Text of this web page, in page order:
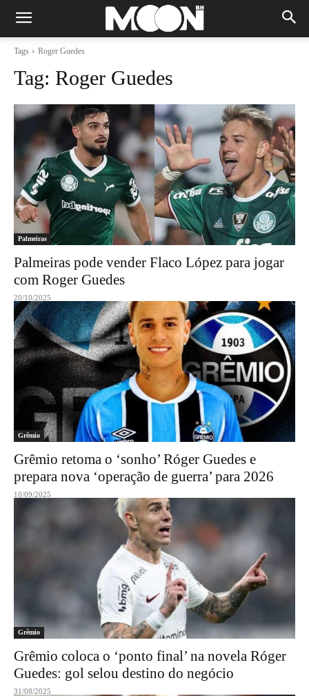
Tags Roger Guedes
Tag: Roger Guedes
Palmeiras
Palmeiras pode vender Flaco López para jogar
com Roger Guedes
20/10/2025
Grêmio
Grêmio retoma o ‘sonho’ Róger Guedes e
prepara nova ‘operação de guerra’ para 2026
10/09/2025
Grêmio
Grêmio coloca o ‘ponto final’ na novela Róger
Guedes: gol selou destino do negócio
31/08/2025